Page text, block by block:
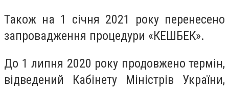
Також на 1 січня 2021 року перенесено
запровадження процедури «КЕШБЕК».
До 1 липня 2020 року продовжено термін,
відведений Кабінету Міністрів України,